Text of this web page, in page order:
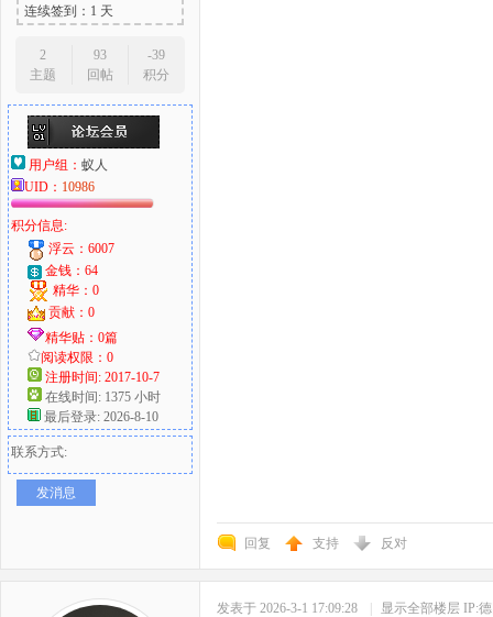
连续签到：1 天
2
主题
93
回帖
-39
积分
用户组： 蚁人
UID： 10986
积分信息:
浮云：6007
金钱：64
精华：0
贡献：0
精华贴：0篇
阅读权限：0
注册时间: 2017-10-7
在线时间: 1375 小时
最后登录: 2026-8-10
联系方式:
发消息
回复 支持 反对
发表于 2026-3-1 17:09:28 显示全部楼层 IP: